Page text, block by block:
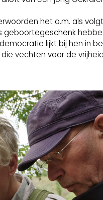
het o.m. als
lijkt bij hen in
vechten voor de